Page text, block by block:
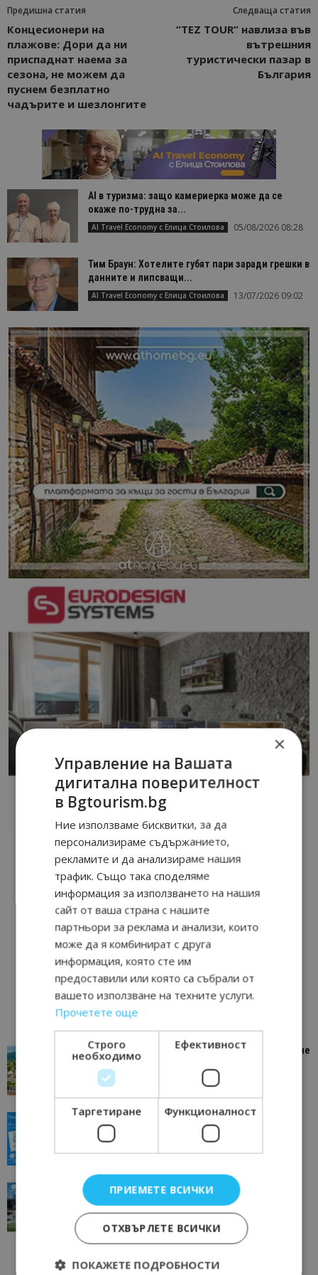
Предишна статия
Концесионери на
плажове: Дори да ни
приспаднат наема за
сезона, не можем да
пуснем безплатно
чадърите и шезлонгите
Следваща статия
“TEZ TOUR” навлиза във
вътрешния
туристически пазар в
България
AI в туризма: защо камериерка може да се
окаже по-трудна за...
AI Travel Economy с Елица Стоилова 05/08/2026 08:28
Тим Браун: Хотелите губят пари заради грешки в
данните и липсващи...
AI Travel Economy с Елица Стоилова 13/07/2026 09:02
“Пощенска картичка от…”: Петрич – Изживяване
отвъд очакваното
Петрич
“Пощенска картичка от…”: Пловдив, градът на
всички времена
23/06/2026 10:00
“Пощенска картичка от…”: Перник – град на
традициите, културата и вдъхновяващите...
×
Управление на Вашата
дигитална поверителност
в Bgtourism.bg
Ние използваме бисквитки, за да
персонализираме съдържанието,
рекламите и да анализираме нашия
трафик. Също така споделяме
информация за използването на нашия
сайт от ваша страна с нашите
партньори за реклама и анализи, които
може да я комбинират с друга
информация, която сте им
предоставили или която са събрали от
вашето използване на техните услуги.
Прочетете още
Строго
необходимо
Ефективност
Таргетиране Функционалност
ПРИЕМЕТЕ ВСИЧКИ
ОТХВЪРЛЕТЕ ВСИЧКИ
ПОКАЖЕТЕ ПОДРОБНОСТИ